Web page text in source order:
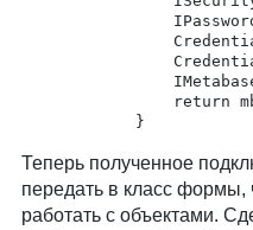
Теперь полученное
передать в класс
работать с объектами.